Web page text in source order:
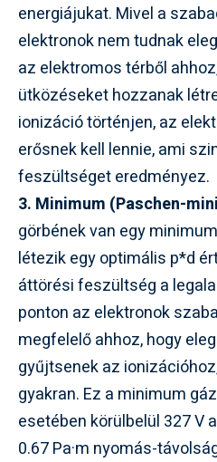
energiájukat. Mivel a
elektronok nem tudnak
az elektromos térből
ütközéseket hozzanak
ionizáció történjen, az
erősnek kell lennie, ami
feszültséget eredményez.
3. Minimum (Paschen-
görbének van egy
létezik egy optimális p*d
áttörési feszültség a
ponton az elektronok
megfelelő ahhoz, hogy
gyűjtsenek az
gyakran. Ez a minimum
esetében körülbelül 327 V
0.67 Pa·m nyomás-